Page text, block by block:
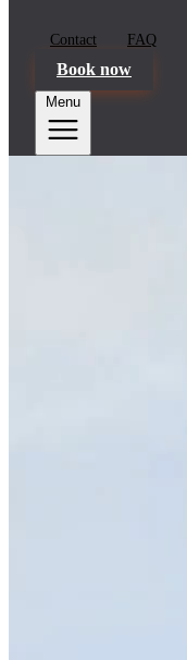
Contact FAQ
Book now
Menu